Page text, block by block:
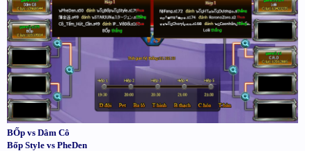
BỐp vs Dâm Cô
Bốp Style vs PheDen